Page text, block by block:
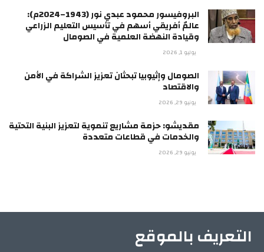
البروفيسور محمود عبدي نور (1943–2024م):
عالمٌ أفريقي أسهم في تأسيس التعليم الزراعي
وقيادة النهضة العلمية في الصومال
يوليو 1, 2026
الصومال وإثيوبيا تبحثان تعزيز الشراكة في الأمن
والاقتصاد
يونيو 29, 2026
مقديشو: حزمة مشاريع تنموية لتعزيز البنية التحتية
والخدمات في قطاعات متعددة
يونيو 29, 2026
التعريف بالموقع